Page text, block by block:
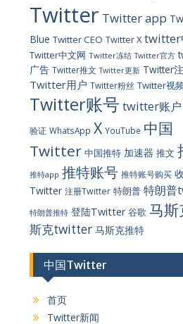
Twitter Twitter app
Blue Twitter CEO Twitter X twitter
Twitter中文网 Twitter冻结 Twitter官方
广告 Twitter推文 Twitter更新 Twitter
Twitter用户 Twitter粉丝 Twitter视
Twitter账号 twitter账户
验证 WhatsApp X YouTube 中国
Twitter 中国推特 加速器 推文
推特app 推特账号 推特账号购买
Twitter 注册Twitter 特朗普 特朗
特朗普推特 登陆Twitter 谷歌 马斯
斯克twitter 马斯克推特
中国Twitter
首页
Twitter新闻